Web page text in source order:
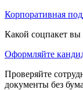
Корпоративная
Какой соцпакет вы
Оформляйте
Проверяйте
документы без